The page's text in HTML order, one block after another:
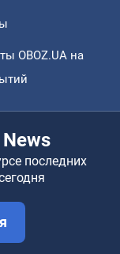
OBOZ.UA на
последних